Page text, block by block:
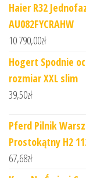
Haier R32
AU082FYCRAHW
10 790,00zł
Hogert Spodnie
rozmiar XXL slim
39,50zł
Pferd Pilnik
Prostokątny H2
67,68zł